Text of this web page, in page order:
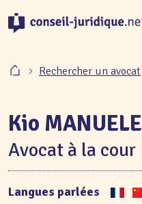
Rechercher un avocat
Kio MANUELE
Avocat à la cour
Langues parlées